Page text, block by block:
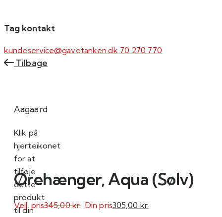
Tag kontakt
kundeservice@gavetanken.dk 70 270 770
Tilbage
Aagaard
Klik på
hjerteikonet
for at
tilføje
dette
produkt
til din
Ørehænger, Aqua (Sølv)
Vejl. pris345,00kr. Din pris305,00 kr.